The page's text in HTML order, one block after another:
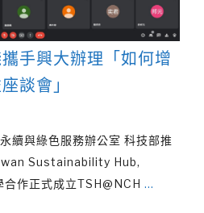
手興大辦理「如何增
談會」
續與綠色服務辦公室 科技部推
Sustainability Hub,
作正式成立TSH@NCH …